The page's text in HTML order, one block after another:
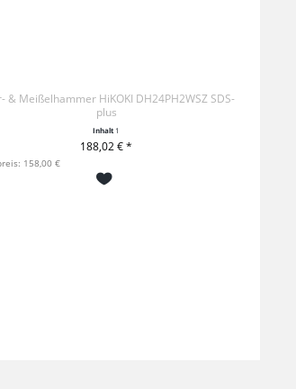
& Meißelhammer HiKOKI DH24PH2WSZ SDS-
plus
Inhalt 1
188,02 € *
+ IN DEN WARENKORB
158,00 €